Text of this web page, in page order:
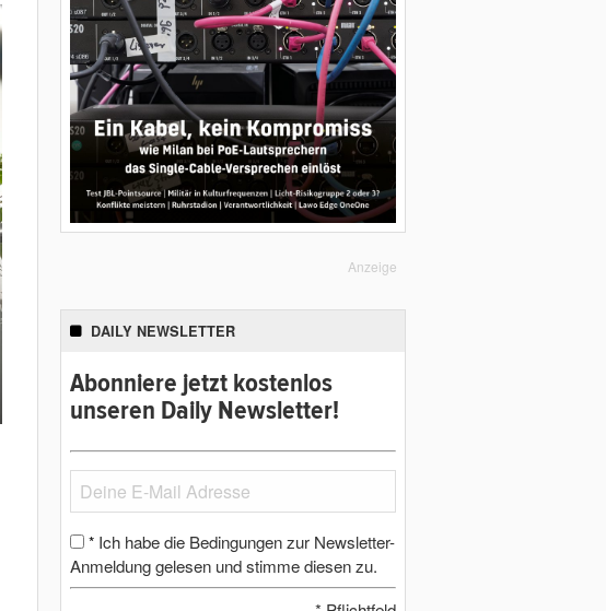
Anzeige
DAILY NEWSLETTER
Abonniere jetzt kostenlos
unseren Daily Newsletter!
* Ich habe die Bedingungen zur Newsletter-
Anmeldung gelesen und stimme diesen zu.